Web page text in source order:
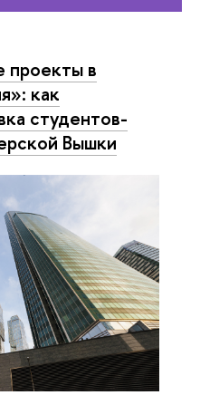
проекты в
как
студентов-
Вышки